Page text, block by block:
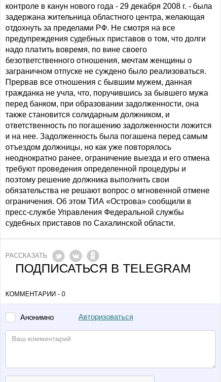
контроле в канун нового года - 29 декабря 2008 г. - была
задержана жительница областного центра, желающая
отдохнуть за пределами РФ. Не смотря на все
предупреждения судебных приставов о том, что долги
надо платить вовремя, по вине своего
безответственного отношения, мечтам женщины о
заграничном отпуске не суждено было реализоваться.
Прервав все отношения с бывшим мужем, данная
гражданка не учла, что, поручившись за бывшего мужа
перед банком, при образовании задолженности, она
также становится солидарным должником, и
ответственность по погашению задолженности ложится
и на нее. Задолженность была погашена перед самым
отъездом должницы, но как уже повторялось
неоднократно ранее, ограничение выезда и его отмена
требуют проведения определенной процедуры и
поэтому решение должника выполнить свои
обязательства не решают вопрос о мгновенной отмене
ограничения. Об этом ТИА «Острова» сообщили в
пресс-службе Управления Федеральной службы
судебных приставов по Сахалинской области.
РАССКАЗАТЬ
ПОДПИСАТЬСЯ В TELEGRAM
КОММЕНТАРИИ - 0
Анонимно Авторизоваться